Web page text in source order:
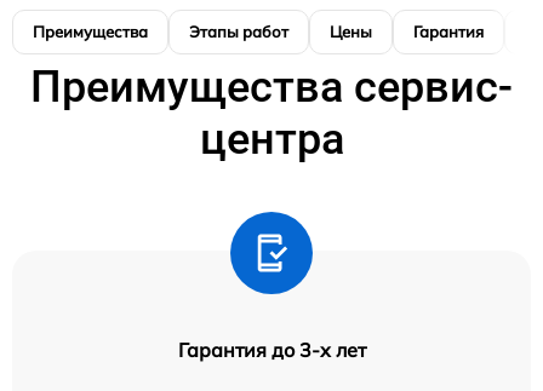
Преимущества Этапы работ Цены Гарантия
Преимущества сервис-
центра
Гарантия до 3-х лет